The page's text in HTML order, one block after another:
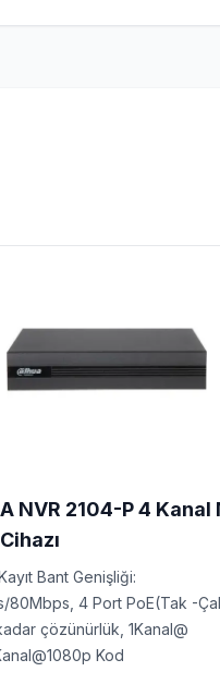
NVR 2104-P 4 Kanal
Bant Genişliği:
80Mbps, 4 Port PoE(Tak -
çözünürlük, 1Kanal@
Kod